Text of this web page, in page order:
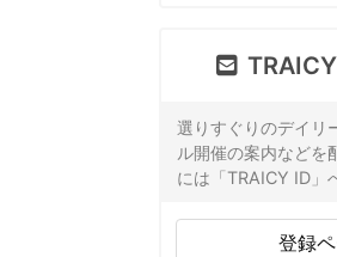
選りすぐりのデイリ
ル開催の案内などを
には「TRAICY ID」
登録